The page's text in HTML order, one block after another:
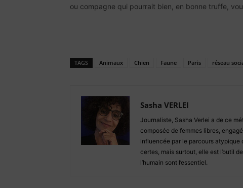
ou compagne qui pourrait bien, en bonne truffe,
TAGS Animaux Chien Faune Paris réseau
Sasha VERLEI
Journaliste, Sasha Verlei a de ce
composée de femmes libres,
influencée par le parcours atypique
certes, mais surtout, elle est l’outil
l’humain sont l’essentiel.